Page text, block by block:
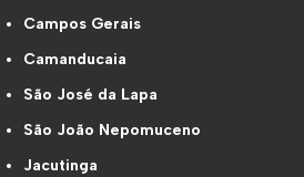
Campos Gerais
Camanducaia
São José da Lapa
São João Nepomuceno
Jacutinga